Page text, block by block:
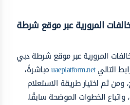
المرورية عبر موقع شرطة
المرورية عبر موقع شرطة دبي
التاليuaeplatform.netمباشرةً،
ومن ثم اختيار طريقة الاستعلام
واتباع الخطوات الموضحة سابقًا.